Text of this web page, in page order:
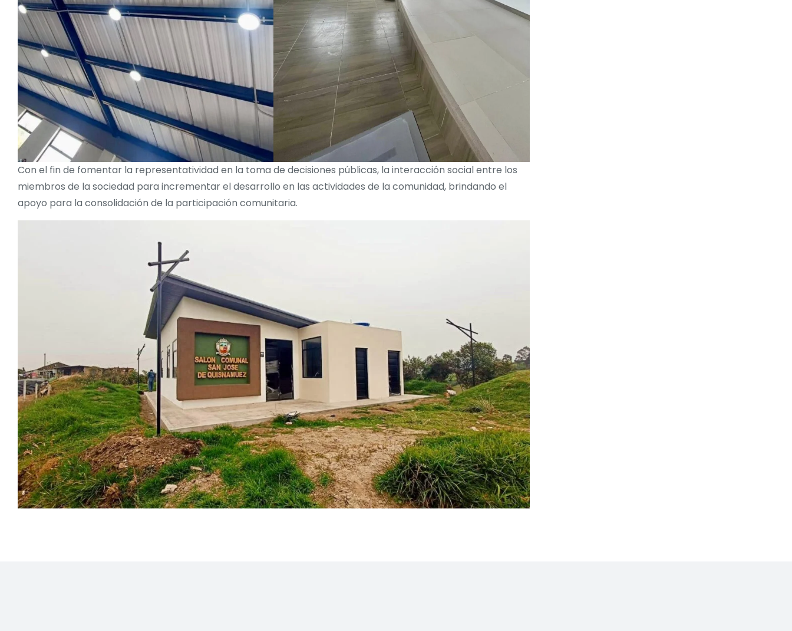
Con el fin de fomentar la representatividad en la toma de decisiones públicas, la interacción social entre los
miembros de la sociedad para incrementar el desarrollo en las actividades de la comunidad, brindando el
apoyo para la consolidación de la participación comunitaria.